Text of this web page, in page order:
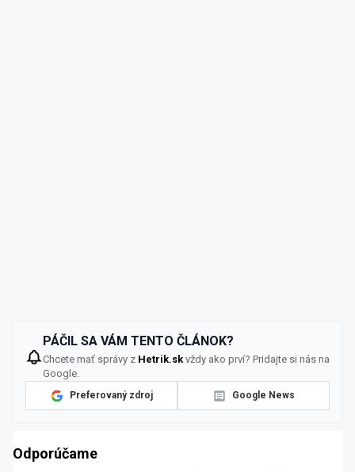
PÁČIL SA VÁM TENTO ČLÁNOK?
Chcete mať správy z Hetrik.skvždy ako prví? Pridajte si nás na
Google.
Preferovaný zdroj Google News
Odporúčame